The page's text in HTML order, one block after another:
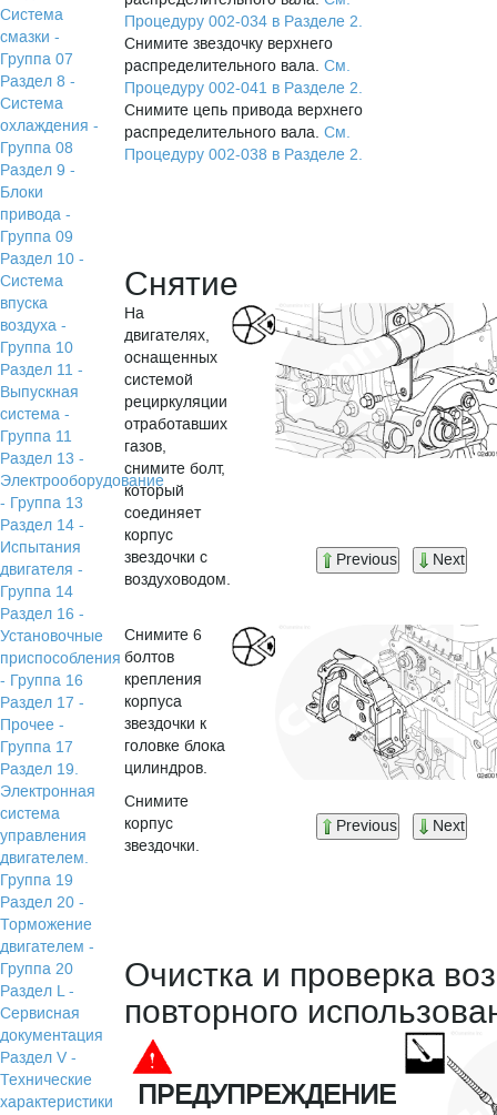
Система
смазки -
Группа 07
Раздел 8 -
Система
охлаждения -
Группа 08
Раздел 9 -
Блоки
привода -
Группа 09
Раздел 10 -
Система
впуска
воздуха -
Группа 10
Раздел 11 -
Выпускная
система -
Группа 11
Раздел 13 -
Электрооборудование
- Группа 13
Раздел 14 -
Испытания
двигателя -
Группа 14
Раздел 16 -
Установочные
приспособления
- Группа 16
Раздел 17 -
Прочее -
Группа 17
Раздел 19.
Электронная
система
управления
двигателем.
Группа 19
Раздел 20 -
Торможение
двигателем -
Группа 20
Раздел L -
Сервисная
документация
Раздел V -
Технические
характеристики
Процедуру 002-034 в Разделе 2.
Снимите звездочку верхнего
распределительного вала.См.
Процедуру 002-041 в Разделе 2.
Снимите цепь привода верхнего
распределительного вала.См.
Процедуру 002-038 в Разделе 2.
Снятие
На
двигателях,
оснащенных
системой
рециркуляции
отработавших
газов,
снимите болт,
который
соединяет
корпус
звездочки с
воздуховодом.
Previous Next
Снимите 6
болтов
крепления
корпуса
звездочки к
головке блока
цилиндров.
Снимите
корпус
звездочки.
Previous Next
Очистка и проверка
повторного
ПРЕДУПРЕЖДЕНИЕ